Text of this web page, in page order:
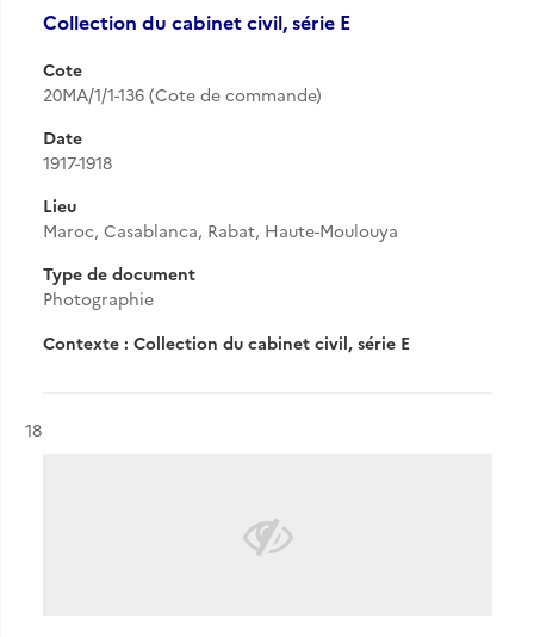
Collection du cabinet civil, série E
Cote
20MA/1/1-136 (Cote de commande)
Date
1917-1918
Lieu
Maroc, Casablanca, Rabat, Haute-Moulouya
Type de document
Photographie
Contexte : Collection du cabinet civil, série E
Résultat n°
18